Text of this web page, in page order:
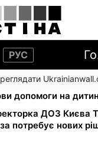
РУС
повний день
допомоги на
ДОЗ Києва
потребує нових